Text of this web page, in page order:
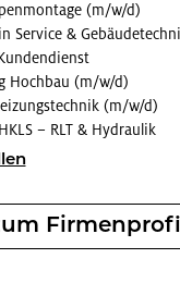
(m/w/d)
Ser­vice &
Hoch­bau (m/w/d)
(m/w/d)
– RLT & Hy­drau­lik